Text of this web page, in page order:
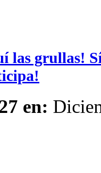
las grullas!
en: